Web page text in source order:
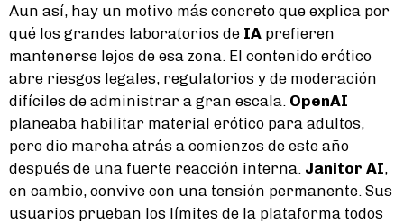
Aun así, hay un motivo más concreto que explica por
qué los grandes laboratorios de IA prefieren
mantenerse lejos de esa zona. El contenido erótico
abre riesgos legales, regulatorios y de moderación
difíciles de administrar a gran escala. OpenAI
planeaba habilitar material erótico para adultos,
pero dio marcha atrás a comienzos de este año
después de una fuerte reacción interna. Janitor AI,
en cambio, convive con una tensión permanente. Sus
usuarios prueban los límites de la plataforma todos